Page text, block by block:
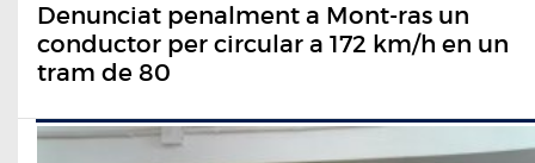
Denunciat penalment a Mont-ras un
conductor per circular a 172 km/h en un
tram de 80